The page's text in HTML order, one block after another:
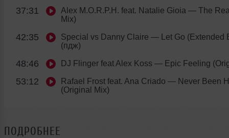
37:31 Alex M.O.R.P.H. feat. Natalie Gioia — The
Mix)
42:35 Special vs Danny Claire — Let Go (Extended
(пдж)
48:46 DJ Flinger feat Alex Koss — Epic Feeling
53:12 Rafael Frost feat. Ana Criado — Never Been
(Original Mix)
ПОДРОБНЕЕ